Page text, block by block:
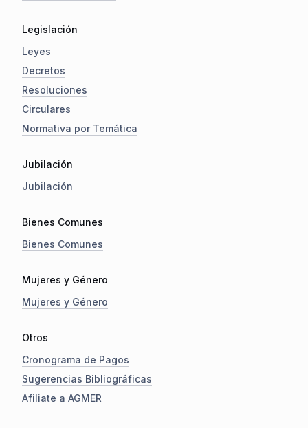
Legislación
Leyes
Decretos
Resoluciones
Circulares
Normativa por Temática
Jubilación
Jubilación
Bienes Comunes
Bienes Comunes
Mujeres y Género
Mujeres y Género
Otros
Cronograma de Pagos
Sugerencias Bibliográficas
Afiliate a AGMER